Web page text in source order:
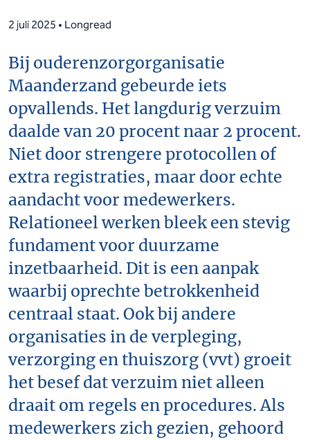
2 juli 2025 • Longread
Bij ouderenzorgorganisatie
Maanderzand gebeurde iets
opvallends. Het langdurig verzuim
daalde van 20 procent naar 2 procent.
Niet door strengere protocollen of
extra registraties, maar door echte
aandacht voor medewerkers.
Relationeel werken bleek een stevig
fundament voor duurzame
inzetbaarheid. Dit is een aanpak
waarbij oprechte betrokkenheid
centraal staat. Ook bij andere
organisaties in de verpleging,
verzorging en thuiszorg (vvt) groeit
het besef dat verzuim niet alleen
draait om regels en procedures. Als
medewerkers zich gezien, gehoord